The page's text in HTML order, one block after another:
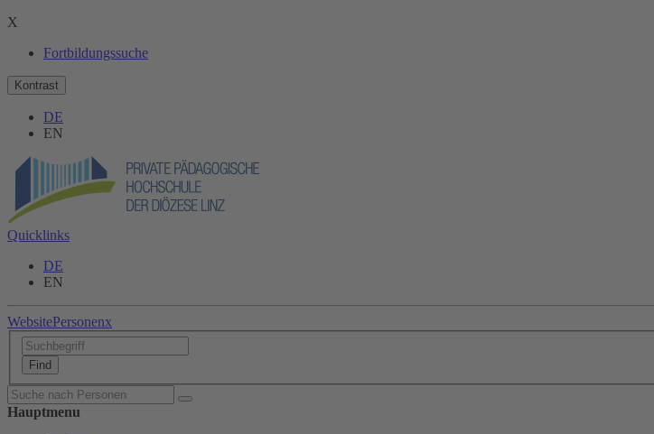
X
Fortbildungssuche
Kontrast
DE
EN
Quicklinks
DE
EN
WebsitePersonenx
Hauptmenu